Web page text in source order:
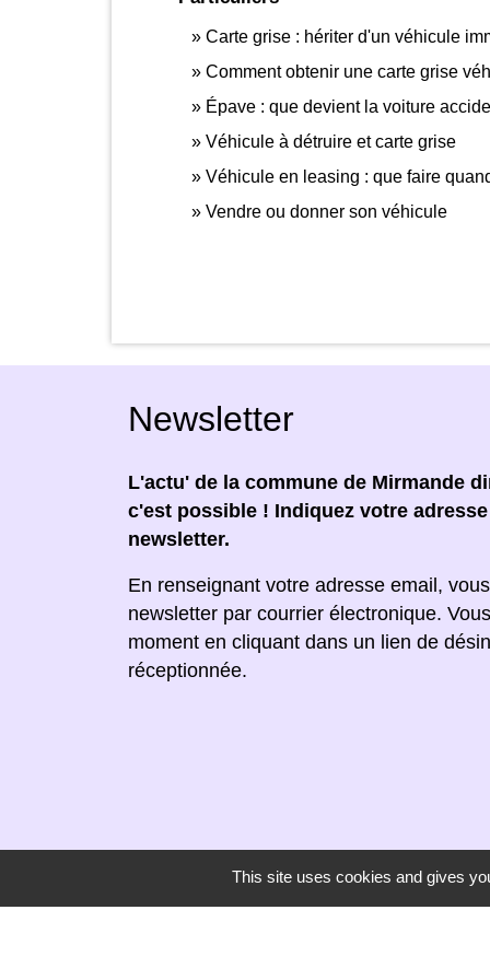
Carte grise : hériter d'un véhicule
Comment obtenir une carte grise
Épave : que devient la voiture
Véhicule à détruire et carte grise
Véhicule en leasing : que faire
Vendre ou donner son véhicule
Newsletter
L'actu' de la commune de Mirmande
c'est possible ! Indiquez votre
newsletter.
En renseignant votre adresse email,
newsletter par courrier électronique.
moment en cliquant dans un lien de
réceptionnée.
This site uses cookies and gives